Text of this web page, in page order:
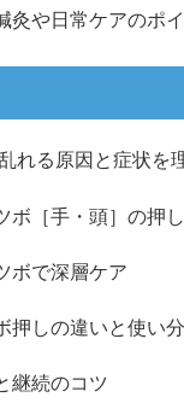
灸や日常ケアのポ
れる原因と症状を
［手・頭］の押
ボで深層ケア
しの違いと使い
継続のコツ